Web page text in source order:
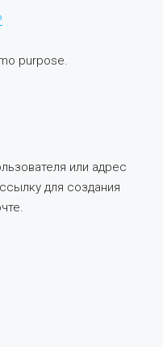
purpose.
или адрес
для создания